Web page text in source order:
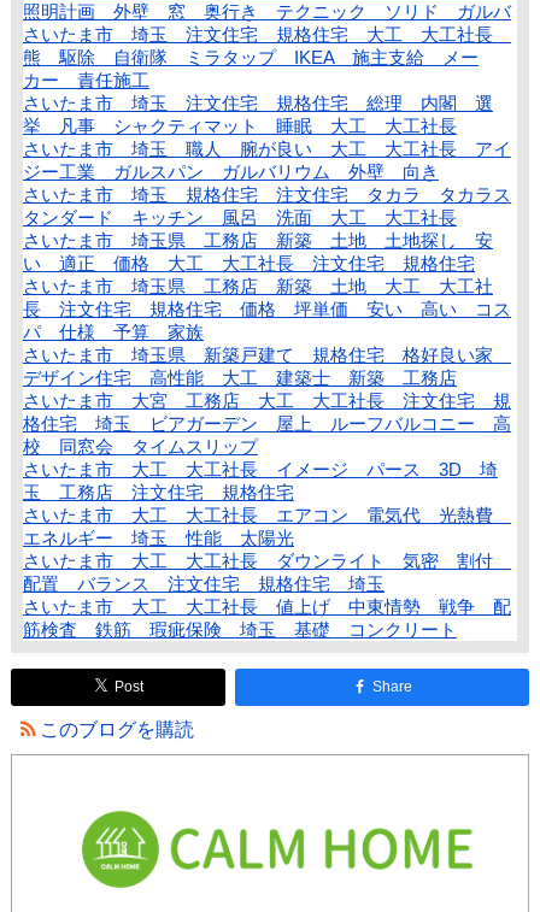
照明計画 外壁 窓 奥行き テクニック ソリド ガルバ
さいたま市 埼玉 注文住宅 規格住宅 大工 大工社長
熊 駆除 自衛隊 ミラタップ IKEA 施主支給 メー
カー 責任施工
さいたま市 埼玉 注文住宅 規格住宅 総理 内閣 選
挙 凡事 シャクティマット 睡眠 大工 大工社長
さいたま市 埼玉 職人 腕が良い 大工 大工社長 アイ
ジー工業 ガルスパン ガルバリウム 外壁 向き
さいたま市 埼玉 規格住宅 注文住宅 タカラ タカラス
タンダード キッチン 風呂 洗面 大工 大工社長
さいたま市 埼玉県 工務店 新築 土地 土地探し 安
い 適正 価格 大工 大工社長 注文住宅 規格住宅
さいたま市 埼玉県 工務店 新築 土地 大工 大工社
長 注文住宅 規格住宅 価格 坪単価 安い 高い コス
パ 仕様 予算 家族
さいたま市 埼玉県 新築戸建て 規格住宅 格好良い家
デザイン住宅 高性能 大工 建築士 新築 工務店
さいたま市 大宮 工務店 大工 大工社長 注文住宅 規
格住宅 埼玉 ビアガーデン 屋上 ルーフバルコニー 高
校 同窓会 タイムスリップ
さいたま市 大工 大工社長 イメージ パース 3D 埼
玉 工務店 注文住宅 規格住宅
さいたま市 大工 大工社長 エアコン 電気代 光熱費
エネルギー 埼玉 性能 太陽光
さいたま市 大工 大工社長 ダウンライト 気密 割付
配置 バランス 注文住宅 規格住宅 埼玉
さいたま市 大工 大工社長 値上げ 中東情勢 戦争 配
筋検査 鉄筋 瑕疵保険 埼玉 基礎 コンクリート
Post Share
このブログを購読